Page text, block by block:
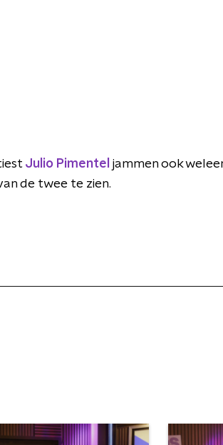
Julio Pimentel jammen ook
de twee te zien.